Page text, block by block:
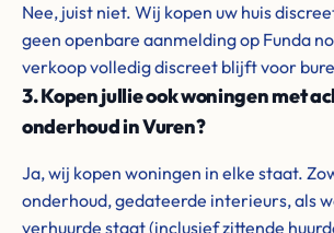
Nee, juist niet. Wij kopen uw huis
geen openbare aanmelding op Funda
verkoop volledig discreet blijft voor
3. Kopen jullie ook woningen met
onderhoud in Vuren?
Ja, wij kopen woningen in elke staat.
onderhoud, gedateerde interieurs, als
verhuurde staat (inclusief zittende